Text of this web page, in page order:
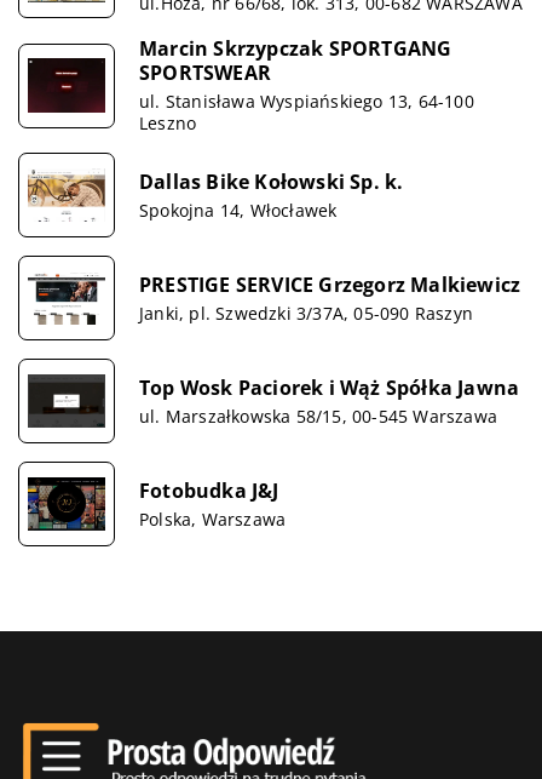
Marcin Skrzypczak SPORTGANG
SPORTSWEAR
ul. Stanisława Wyspiańskiego 13, 64-100
Leszno
Dallas Bike Kołowski Sp. k.
Spokojna 14, Włocławek
PRESTIGE SERVICE Grzegorz Malkiewicz
Janki, pl. Szwedzki 3/37A, 05-090 Raszyn
Top Wosk Paciorek i Wąż Spółka Jawna
ul. Marszałkowska 58/15, 00-545 Warszawa
Fotobudka J&J
Polska, Warszawa